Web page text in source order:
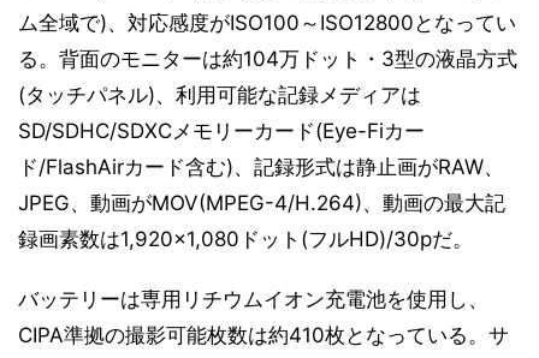
ム全域で)、対応感度がISO100～ISO12800となってい
る。背面のモニターは約104万ドット・3型の液晶方式
(タッチパネル)、利用可能な記録メディアは
SD/SDHC/SDXCメモリーカード(Eye-Fiカー
ド/FlashAirカード含む)、記録形式は静止画がRAW、
JPEG、動画がMOV(MPEG-4/H.264)、動画の最大記
録画素数は1,920×1,080ドット(フルHD)/30pだ。
バッテリーは専用リチウムイオン充電池を使用し、
CIPA準拠の撮影可能枚数は約410枚となっている。サ